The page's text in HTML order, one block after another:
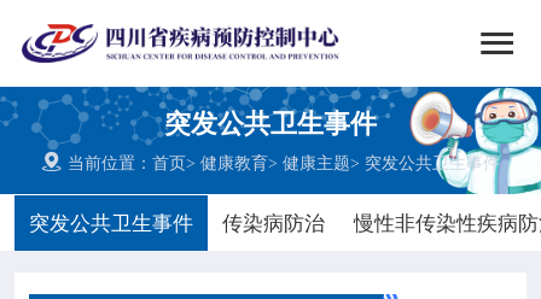

突发公共卫生事件
 当前位置：首页>健康教育>健康主题> 突发公共卫生事件
突发公共卫生事件 传染病防治 慢性非传染性疾病

网站首页
中心概况 